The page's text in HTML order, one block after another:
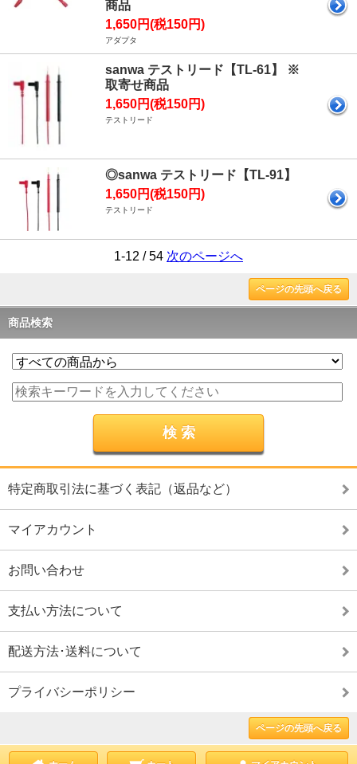
商品
1,650円(税150円)
アダプタ
sanwa テストリード【TL-61】 ※
取寄せ商品
1,650円(税150円)
テストリード
◎sanwa テストリード【TL-91】
1,650円(税150円)
テストリード
1-12 / 54 次のページへ
ページの先頭へ戻る
商品検索
特定商取引法に基づく表記（返品など）
マイアカウント
お問い合わせ
支払い方法について
配送方法･送料について
プライバシーポリシー
ページの先頭へ戻る